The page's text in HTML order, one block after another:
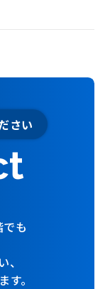
さい
も
。